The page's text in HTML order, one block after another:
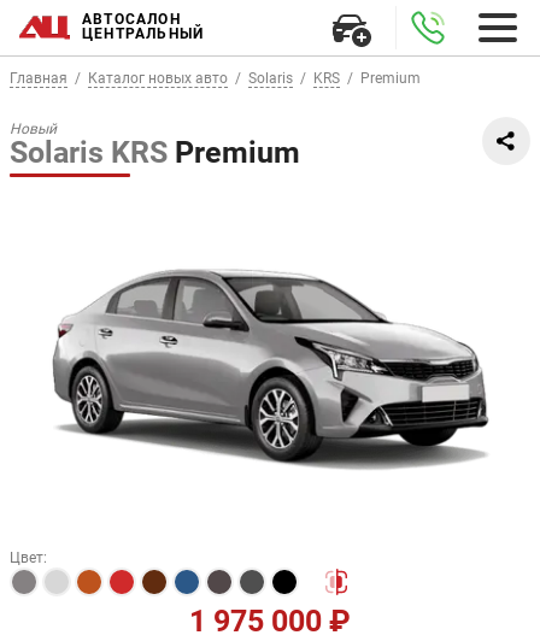
АВТОСАЛОН
ЦЕНТРАЛЬНЫЙ
Главная Каталог новых авто Solaris KRS Premium
Новый
Solaris KRS Premium
Цвет:
1 975 000 ₽